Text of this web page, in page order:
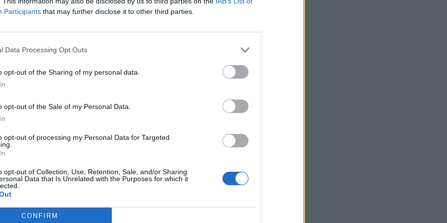
Participants that may further disclose it to other third parties.
Data Processing Opt Outs
opt-out of the Sharing of my personal data.
opt-out of the Sale of my Personal Data.
opt-out of processing my Personal Data for Targeted
opt-out of Collection, Use, Retention, Sale, and/or Sharing
Data that Is Unrelated with the Purposes for which it
CONFIRM
verziójával. Az elmúlt évek tapasztalatai rámutattak, hogy Magyarországon
portfolio.hu hírarchívumához tartozik, melynek olvasása előfizetéses
tartalmazza:
elmúlt 2 év napon belüli
Előfizetés
VAGY? BEJELENTKEZÉS